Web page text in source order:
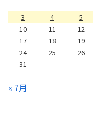
3
4 5
10
11 12
17
18 19
24
25 26
31
« 7月